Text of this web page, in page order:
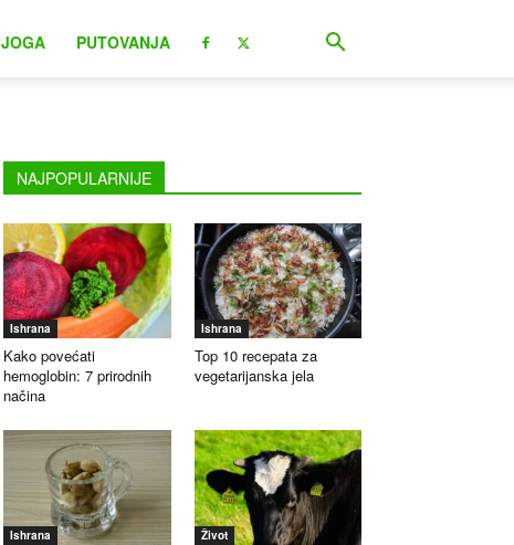
JOGA PUTOVANJA
NAJPOPULARNIJE
Ishrana
Kako povećati
hemoglobin: 7 prirodnih
načina
Ishrana
Top 10 recepata za
vegetarijanska jela
Ishrana Život